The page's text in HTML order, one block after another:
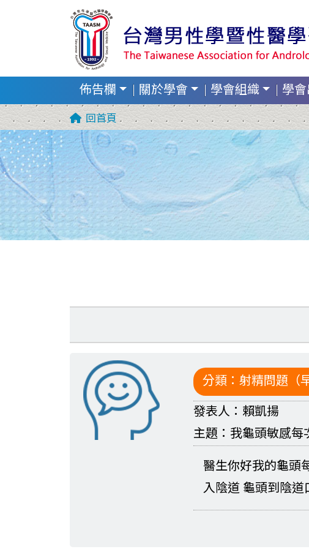
佈告欄 關於學會 學會組織 學
回首頁
分類： 射精問題（
發表人： 賴凱揚
主題： 我龜頭敏感每
醫生你好我的龜頭
入陰道 龜頭到陰道